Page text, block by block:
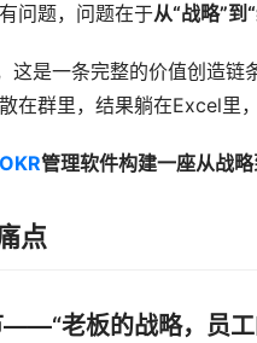
问题，问题在于从“战略”到
是一条完整的价值创造链
在群里，结果躺在Excel里
OKR管理软件构建一座从战略
点
老板的战略，员工